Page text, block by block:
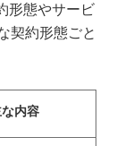
形態やサービ
契約形態ごと
な内容